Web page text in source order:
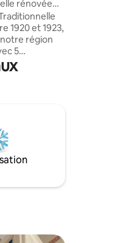
rénovée
1920 et 1923,
région
5
WC &
cour